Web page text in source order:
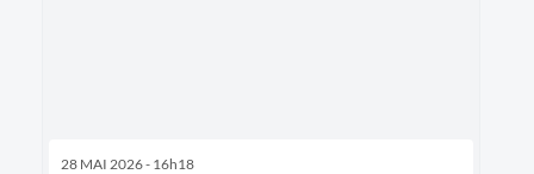
28 MAI 2026 - 16h18